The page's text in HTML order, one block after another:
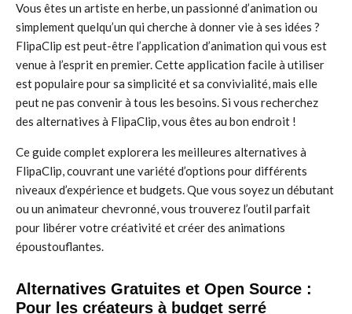
Vous êtes un artiste en herbe, un passionné d’animation ou
simplement quelqu’un qui cherche à donner vie à ses idées ?
FlipaClip est peut-être l’application d’animation qui vous est
venue à l’esprit en premier. Cette application facile à utiliser
est populaire pour sa simplicité et sa convivialité, mais elle
peut ne pas convenir à tous les besoins. Si vous recherchez
des alternatives à FlipaClip, vous êtes au bon endroit !
Ce guide complet explorera les meilleures alternatives à
FlipaClip, couvrant une variété d’options pour différents
niveaux d’expérience et budgets. Que vous soyez un débutant
ou un animateur chevronné, vous trouverez l’outil parfait
pour libérer votre créativité et créer des animations
époustouflantes.
Alternatives Gratuites et Open Source :
Pour les créateurs à budget serré